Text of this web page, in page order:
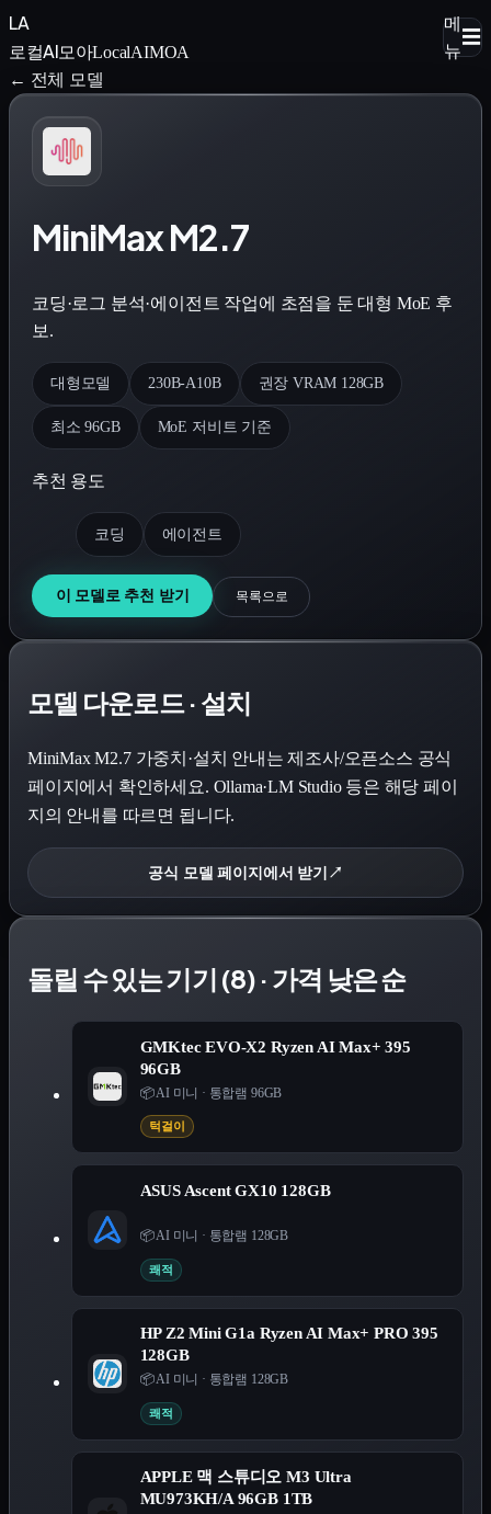
LA
로컬AI모아LocalAIMOA
메
뉴
☰
← 전체 모델
MiniMax M2.7
코딩·로그 분석·에이전트 작업에 초점을 둔 대형 MoE 후
보.
대형모델 230B-A10B 권장 VRAM 128GB
최소 96GB MoE 저비트 기준
추천 용도
코딩 에이전트
이 모델로 추천 받기 목록으로
모델 다운로드 · 설치
MiniMax M2.7가중치·설치 안내는 제조사/오픈소스 공식
페이지에서 확인하세요. Ollama·LM Studio 등은 해당 페이
지의 안내를 따르면 됩니다.
공식 모델 페이지에서 받기 ↗
돌릴 수 있는 기기 (8) · 가격 낮은 순
GMKtec EVO-X2 Ryzen AI Max+ 395
96GB
📦 AI 미니 · 통합램 96GB
턱걸이
ASUS Ascent GX10 128GB
📦 AI 미니 · 통합램 128GB
쾌적
HP Z2 Mini G1a Ryzen AI Max+ PRO 395
128GB
📦 AI 미니 · 통합램 128GB
쾌적
APPLE 맥 스튜디오 M3 Ultra
MU973KH/A 96GB 1TB